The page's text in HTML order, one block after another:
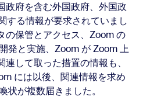
政府を含む外国政府、外国政
する情報が要求されていまし
の保管とアクセス、Zoom の
発と実施、Zoom が Zoom 上
して取った措置の情報も、
には以後、関連情報を求め
状が複数届きました。